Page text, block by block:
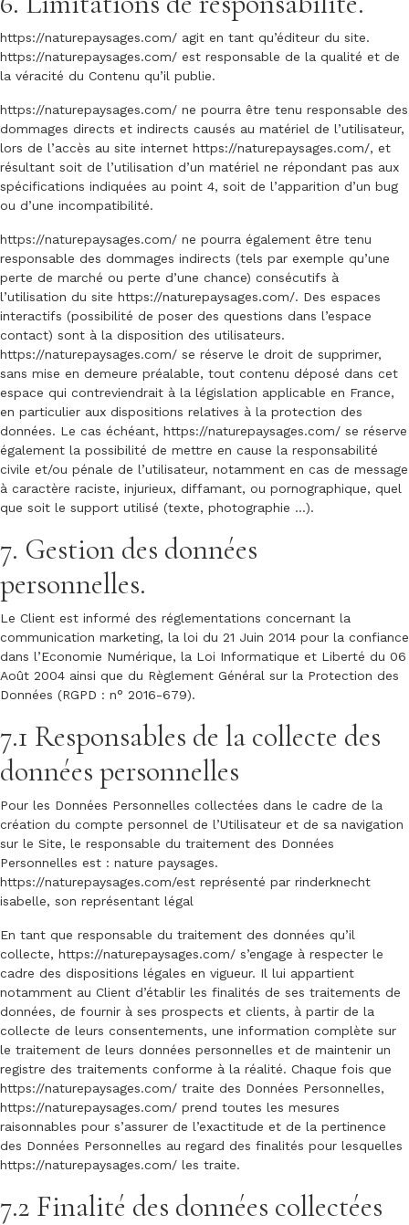
https://naturepaysages.com/ agit en tant qu’éditeur du site.
https://naturepaysages.com/ est responsable de la qualité et de
la véracité du Contenu qu’il publie.
https://naturepaysages.com/ ne pourra être tenu responsable des
dommages directs et indirects causés au matériel de l’utilisateur,
lors de l’accès au site internet https://naturepaysages.com/, et
résultant soit de l’utilisation d’un matériel ne répondant pas aux
spécifications indiquées au point 4, soit de l’apparition d’un bug
ou d’une incompatibilité.
https://naturepaysages.com/ ne pourra également être tenu
responsable des dommages indirects (tels par exemple qu’une
perte de marché ou perte d’une chance) consécutifs à
l’utilisation du site https://naturepaysages.com/. Des espaces
interactifs (possibilité de poser des questions dans l’espace
contact) sont à la disposition des utilisateurs.
https://naturepaysages.com/ se réserve le droit de supprimer,
sans mise en demeure préalable, tout contenu déposé dans cet
espace qui contreviendrait à la législation applicable en France,
en particulier aux dispositions relatives à la protection des
données. Le cas échéant, https://naturepaysages.com/ se réserve
également la possibilité de mettre en cause la responsabilité
civile et/ou pénale de l’utilisateur, notamment en cas de message
à caractère raciste, injurieux, diffamant, ou pornographique, quel
que soit le support utilisé (texte, photographie …).
7. Gestion des données
personnelles.
Le Client est informé des réglementations concernant la
communication marketing, la loi du 21 Juin 2014 pour la confiance
dans l’Economie Numérique, la Loi Informatique et Liberté du 06
Août 2004 ainsi que du Règlement Général sur la Protection des
Données (RGPD : n° 2016-679).
7.1 Responsables de la collecte des
données personnelles
Pour les Données Personnelles collectées dans le cadre de la
création du compte personnel de l’Utilisateur et de sa navigation
sur le Site, le responsable du traitement des Données
Personnelles est : nature paysages.
https://naturepaysages.com/est représenté par rinderknecht
isabelle, son représentant légal
En tant que responsable du traitement des données qu’il
collecte, https://naturepaysages.com/ s’engage à respecter le
cadre des dispositions légales en vigueur. Il lui appartient
notamment au Client d’établir les finalités de ses traitements de
données, de fournir à ses prospects et clients, à partir de la
collecte de leurs consentements, une information complète sur
le traitement de leurs données personnelles et de maintenir un
registre des traitements conforme à la réalité. Chaque fois que
https://naturepaysages.com/ traite des Données Personnelles,
https://naturepaysages.com/ prend toutes les mesures
raisonnables pour s’assurer de l’exactitude et de la pertinence
des Données Personnelles au regard des finalités pour lesquelles
https://naturepaysages.com/ les traite.
7.2 Finalité des données collectées